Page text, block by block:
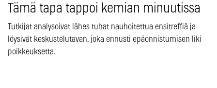
Tämä tapa tappoi kemian minuutissa
Tutkijat analysoivat lähes tuhat nauhoitettua ensitreffiä ja
löysivät keskustelutavan, joka ennusti epäonnistumisen liki
poikkeuksetta.